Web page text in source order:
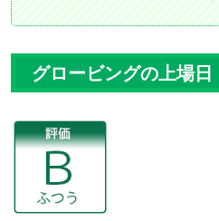
グロービングの上場日